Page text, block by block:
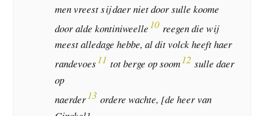
men vreest sij daer niet door sulle koome
door alde kontiniweelle10 reegen die wij
meest alledage hebbe, al dit volck heeft haer
randevoes11 tot berge op soom12 sulle daer
op
naerder13 ordere wachte, [de heer van